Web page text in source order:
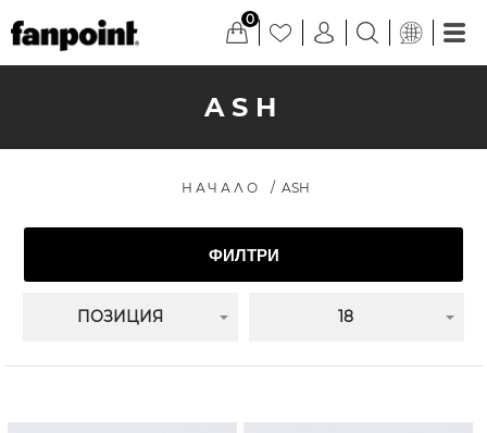
0
ASH
НАЧАЛО / ASH
ФИЛТРИ
ПОЗИЦИЯ 18